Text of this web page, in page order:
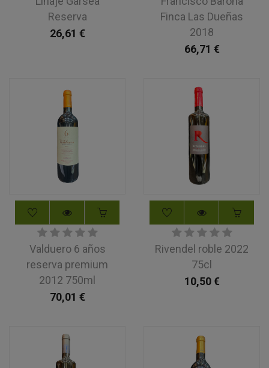
Reserva
26,61 €
Finca Las Dueñas
2018
66,71 €
Valduero 6 años
reserva premium
2012 750ml
70,01 €
Rivendel roble 2022
75cl
10,50€